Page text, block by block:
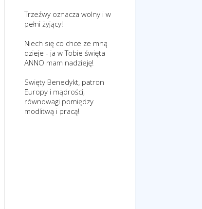
Trzeźwy oznacza wolny i w
pełni żyjący!
Niech się co chce ze mną
dzieje - ja w Tobie święta
ANNO mam nadzieję!
Swięty Benedykt, patron
Europy i mądrości,
równowagi pomiędzy
modlitwą i pracą!